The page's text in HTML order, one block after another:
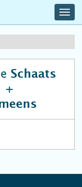
Schaats
+